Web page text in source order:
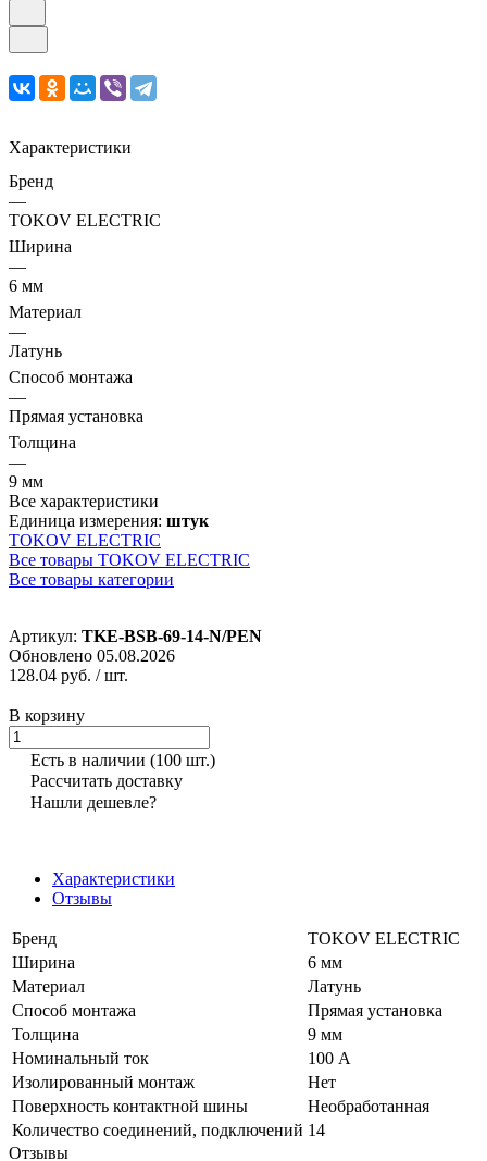
Характеристики
Бренд
—
TOKOV ELECTRIC
Ширина
—
6 мм
Материал
—
Латунь
Способ монтажа
—
Прямая установка
Толщина
—
9 мм
Все характеристики
Единица измерения: штук
TOKOV ELECTRIC
Все товары TOKOV ELECTRIC
Все товары категории
Артикул: TKE-BSB-69-14-N/PEN
Обновлено 05.08.2026
128.04 руб. / шт.
В корзину
Есть в наличии (100 шт.)
Рассчитать доставку
Нашли дешевле?
Характеристики
Отзывы
Бренд
TOKOV ELECTRIC
Ширина
6 мм
Материал
Латунь
Способ монтажа
Прямая установка
Толщина
9 мм
Номинальный ток
100 А
Изолированный монтаж
Нет
Поверхность контактной шины
Необработанная
Количество соединений, подключений 14
Отзывы